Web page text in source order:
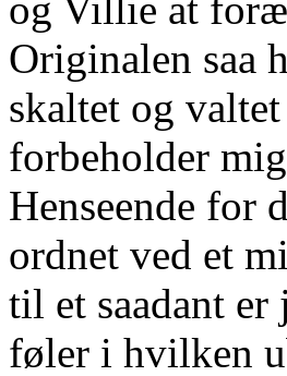
Originalen saa
skaltet og
forbeholder
Henseende for
ordnet ved et
til et saadant
føler i hvilken